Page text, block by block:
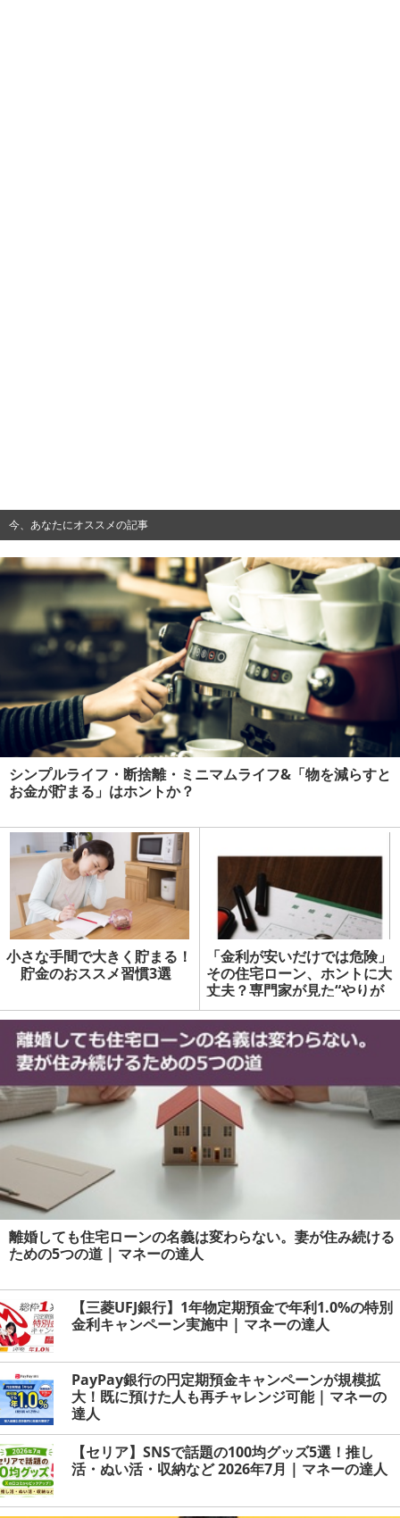
今、あなたにオススメの記事
シンプルライフ・断捨離・ミニマムライフ&「物を減らすと
お金が貯まる」はホントか？
小さな手間で大きく貯まる！
貯金のおススメ習慣3選
「金利が安いだけでは危険」
その住宅ローン、ホントに大
丈夫？専門家が見た“やりが
ち失敗”をお伝えします | マ
ネーの達人
離婚しても住宅ローンの名義は変わらない。妻が住み続ける
ための5つの道 | マネーの達人
【三菱UFJ銀行】1年物定期預金で年利1.0%の特別
金利キャンペーン実施中 | マネーの達人
PayPay銀行の円定期預金キャンペーンが規模拡
大！既に預けた人も再チャレンジ可能 | マネーの
達人
【セリア】SNSで話題の100均グッズ5選！推し
活・ぬい活・収納など 2026年7月 | マネーの達人